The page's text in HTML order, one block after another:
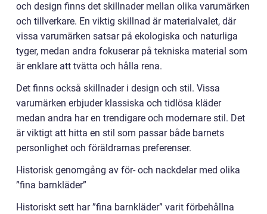
och design finns det skillnader mellan olika varumärken
och tillverkare. En viktig skillnad är materialvalet, där
vissa varumärken satsar på ekologiska och naturliga
tyger, medan andra fokuserar på tekniska material som
är enklare att tvätta och hålla rena.
Det finns också skillnader i design och stil. Vissa
varumärken erbjuder klassiska och tidlösa kläder
medan andra har en trendigare och modernare stil. Det
är viktigt att hitta en stil som passar både barnets
personlighet och föräldrarnas preferenser.
Historisk genomgång av för- och nackdelar med olika
”fina barnkläder”
Historiskt sett har ”fina barnkläder” varit förbehållna